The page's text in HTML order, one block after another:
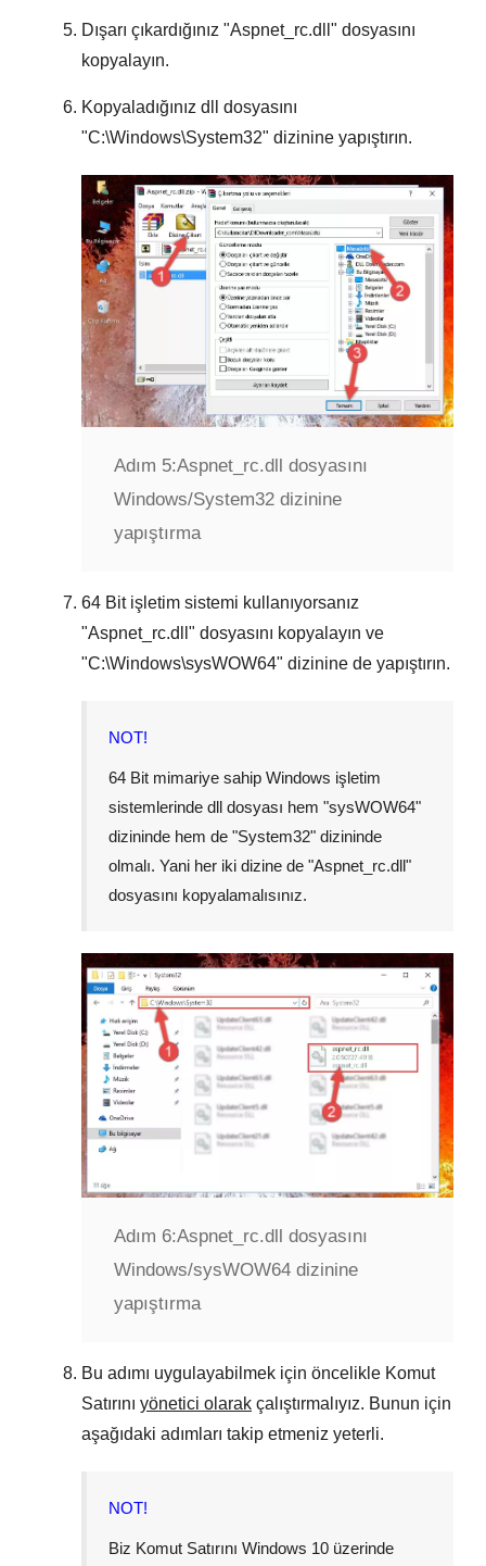
Dışarı çıkardığınız "Aspnet_rc.dll " dosyasını
kopyalayın.
Kopyaladığınız dll dosyasını
"C:\Windows\System32" dizinine yapıştırın.
Adım 5:Aspnet_rc.dll dosyasını
Windows/System32 dizinine
yapıştırma
64 Bitişletim sistemi kullanıyorsanız
"Aspnet_rc.dll " dosyasını kopyalayın ve
"C:\Windows\sysWOW64" dizinine de yapıştırın.
NOT!
64 Bit mimariye sahip Windows işletim
sistemlerinde dll dosyası hem "sysWOW64"
dizininde hem de "System32" dizininde
olmalı. Yani her iki dizine de "Aspnet_rc.dll"
dosyasını kopyalamalısınız.
Adım 6:Aspnet_rc.dll dosyasını
Windows/sysWOW64 dizinine
yapıştırma
Bu adımı uygulayabilmek için öncelikle Komut
Satırını yönetici olarak çalıştırmalıyız. Bunun için
aşağıdaki adımları takip etmeniz yeterli.
NOT!
Biz Komut Satırını Windows 10 üzerinde